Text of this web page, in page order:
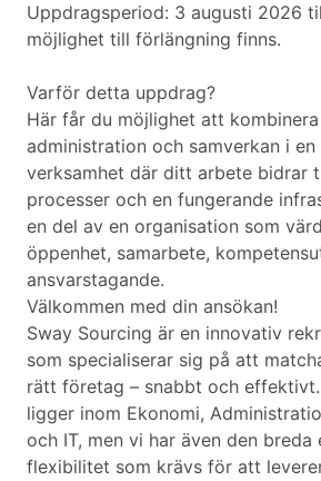
Uppdragsperiod: 3 augusti 2026
möjlighet till förlängning finns.
Varför detta uppdrag?
Här får du möjlighet att
administration och samverkan i
verksamhet där ditt arbete bidrar
processer och en fungerande
en del av en organisation som
öppenhet, samarbete,
ansvarstagande.
Välkommen med din ansökan!
Sway Sourcing är en innovativ
som specialiserar sig på att
rätt företag – snabbt och
ligger inom Ekonomi,
och IT, men vi har även den
flexibilitet som krävs för att